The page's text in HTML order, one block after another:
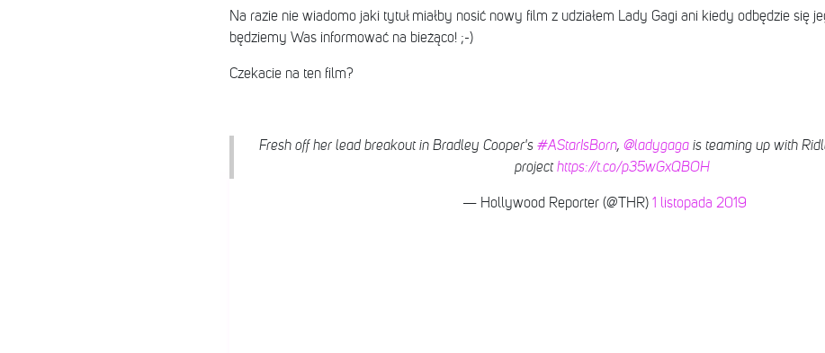
Na razie nie wiadomo jaki tytuł miałby nosić nowy film z udziałem Lady Gagi ani kiedy odbędzie się
będziemy Was informować na bieżąco! ;-)
Czekacie na ten film?
Fresh off her lead breakout in Bradley Cooper's #AStarIsBorn, @ladygagais teaming up with
projecthttps://t.co/p35wGxQBOH
— Hollywood Reporter (@THR) 1 listopada 2019